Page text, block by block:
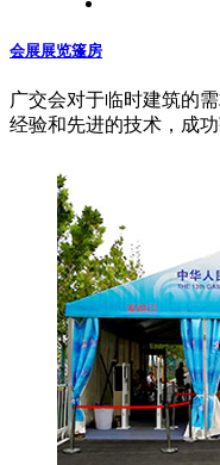
会展展览篷房
广交会对于临时建筑的
经验和先进的技术，成